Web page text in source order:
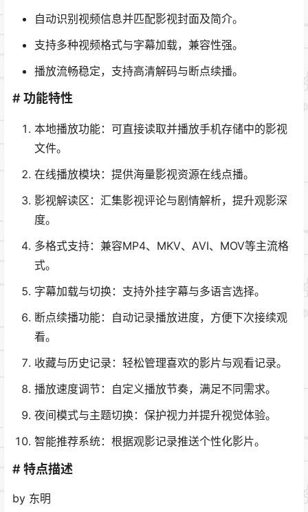
自动识别视频信息并匹配影视封面及简介。
支持多种视频格式与字幕加载，兼容性强。
播放流畅稳定，支持高清解码与断点续播。
# 功能特性
本地播放功能：可直接读取并播放手机存储中的影视
文件。
在线播放模块：提供海量影视资源在线点播。
影视解读区：汇集影视评论与剧情解析，提升观影深
度。
多格式支持：兼容MP4、MKV、AVI、MOV等主流格
式。
字幕加载与切换：支持外挂字幕与多语言选择。
断点续播功能：自动记录播放进度，方便下次接续观
看。
收藏与历史记录：轻松管理喜欢的影片与观看记录。
播放速度调节：自定义播放节奏，满足不同需求。
夜间模式与主题切换：保护视力并提升视觉体验。
智能推荐系统：根据观影记录推送个性化影片。
# 特点描述
by 东明